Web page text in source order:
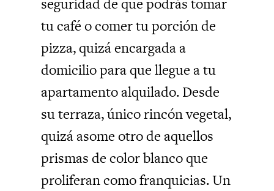
tu café o comer tu porción de
pizza, quizá encargada a
domicilio para que llegue a tu
apartamento alquilado. Desde
su terraza, único rincón vegetal,
quizá asome otro de aquellos
prismas de color blanco que
proliferan como franquicias. Un